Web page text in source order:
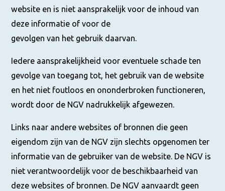
website en is niet aansprakelijk voor de inhoud van
deze informatie of voor de
gevolgen van het gebruik daarvan.
Iedere aansprakelijkheid voor eventuele schade ten
gevolge van toegang tot, het gebruik van de website
en het niet foutloos en ononderbroken functioneren,
wordt door de NGV nadrukkelijk afgewezen.
Links naar andere websites of bronnen die geen
eigendom zijn van de NGV zijn slechts opgenomen ter
informatie van de gebruiker van de website. De NGV is
niet verantwoordelijk voor de beschikbaarheid van
deze websites of bronnen. De NGV aanvaardt geen